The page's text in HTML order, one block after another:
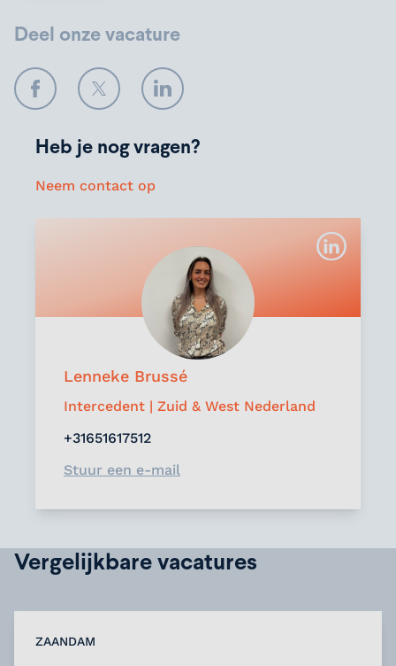
Deel onze vacature
FacebookTwitter LinkedIn
Heb je nog vragen?
Neem contact op
Lenneke Brussé
Intercedent | Zuid & West Nederland
+31651617512
Stuur een e-mail
Vergelijkbare vacatures
ZAANDAM